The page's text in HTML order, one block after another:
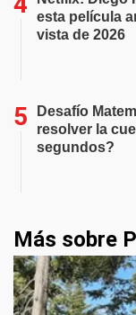
esta película
vista de 2026
Desafío
resolver la
segundos?
Más sobre